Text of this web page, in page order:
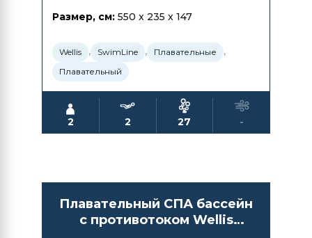
Размер, см: 550 x 235 x 147
Wellis , SwimLine , Плавательные ,
Плавательный
2 2 27 -
Плавательный СПА бассейн
с противотоком Wellis